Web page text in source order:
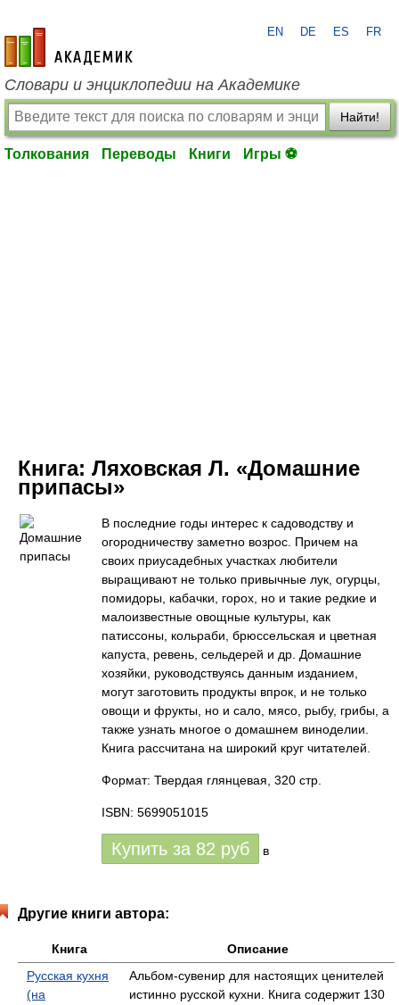
academic.ru
EN DE ES FR
Словари и энциклопедии на Академике
Найти!
Толкования Переводы Книги Игры ⚽
Книга: Ляховская Л. «Домашние
припасы»
В последние годы интерес к садоводству и
огородничеству заметно возрос. Причем на
своих приусадебных участках любители
выращивают не только привычные лук, огурцы,
помидоры, кабачки, горох, но и такие редкие и
малоизвестные овощные культуры, как
патиссоны, кольраби, брюссельская и цветная
капуста, ревень, сельдерей и др. Домашние
хозяйки, руководствуясь данным изданием,
могут заготовить продукты впрок, и не только
овощи и фрукты, но и сало, мясо, рыбу, грибы, а
также узнать многое о домашнем виноделии.
Книга рассчитана на широкий круг читателей.
Формат: Твердая глянцевая, 320 стр.
ISBN: 5699051015
Купить за 82 руб в
Другие книги автора:
Книга
Описание
Русская кухня
(на
Альбом-сувенир для настоящих ценителей
истинно русской кухни. Книга содержит 130